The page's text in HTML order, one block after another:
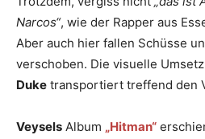
Narcos“, wie der Rapper aus
Aber auch hier fallen Schüsse
verschoben. Die visuelle
Duke transportiert treffend den
Veysels Album „Hitman“